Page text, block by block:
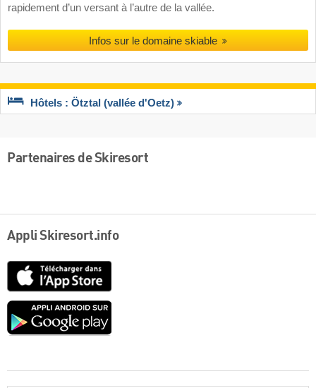
rapidement d’un versant à l’autre de la vallée.
Infos sur le domaine skiable
Hôtels : Ötztal (vallée d'Oetz)
Partenaires de Skiresort
Appli Skiresort.info
Google